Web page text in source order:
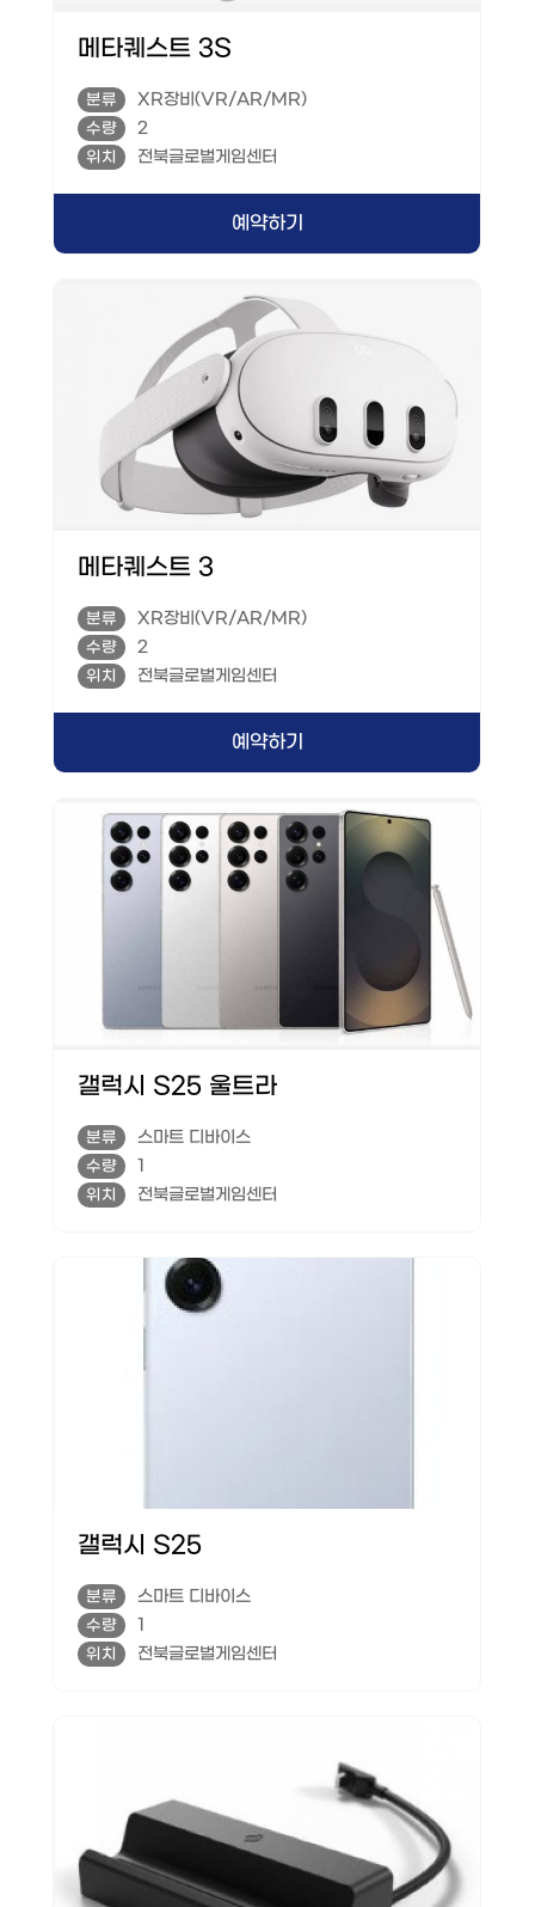
메타퀘스트 3S
분류 XR장비(VR/AR/MR)
수량 2
위치 전북글로벌게임센터
예약하기
메타퀘스트 3
분류 XR장비(VR/AR/MR)
수량 2
위치 전북글로벌게임센터
예약하기
갤럭시 S25 울트라
분류 스마트 디바이스
수량 1
위치 전북글로벌게임센터
갤럭시 S25
분류 스마트 디바이스
수량 1
위치 전북글로벌게임센터